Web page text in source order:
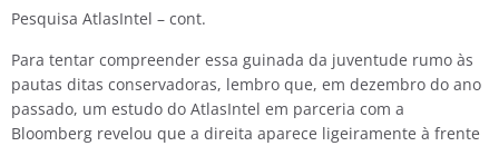
Pesquisa AtlasIntel – cont.
Para tentar compreender essa guinada da juventude rumo às
pautas ditas conservadoras, lembro que, em dezembro do ano
passado, um estudo do AtlasIntel em parceria com a
Bloomberg revelou que a direita aparece ligeiramente à frente